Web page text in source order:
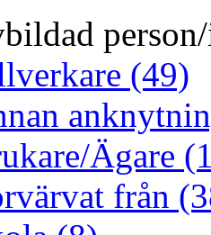
(49)
Ägare
från